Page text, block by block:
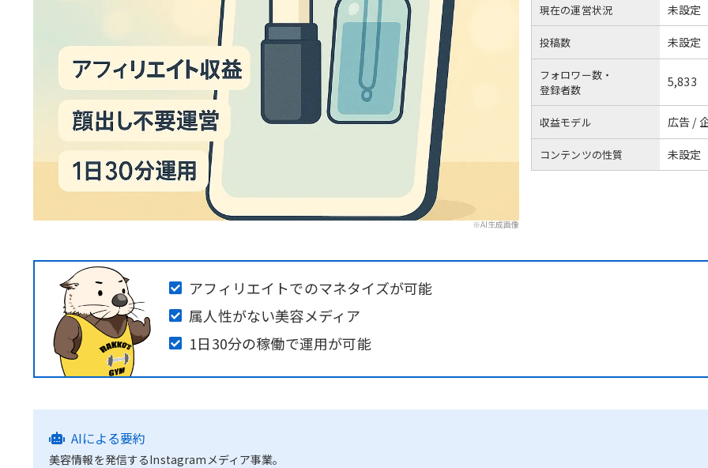
※AI生成画像
現在の運営状況 未設定
投稿数 未設定
フォロワー数・
登録者数
5,833
収益モデル 広告 /
コンテンツの性質 未設定
アフィリエイトでのマネタイズが可能
属人性がない美容メディア
1日30分の稼働で運用が可能
AIによる要約
美容情報を発信するInstagramメディア事業。